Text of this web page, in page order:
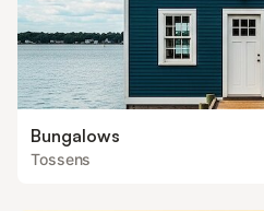
Bungalows
Tossens